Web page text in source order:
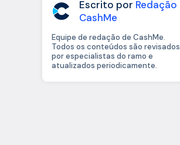
Escrito por Redação
CashMe
Equipe de redação de CashMe.
Todos os conteúdos são revisados
por especialistas do ramo e
atualizados periodicamente.